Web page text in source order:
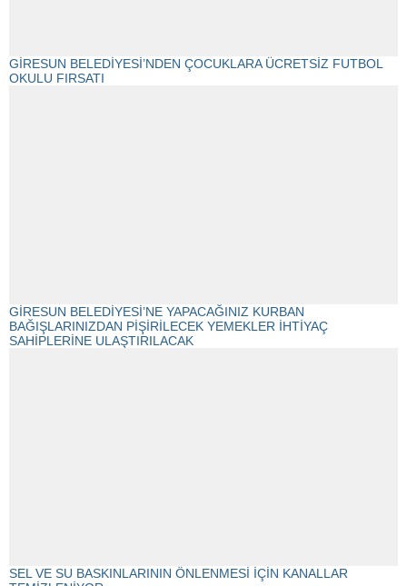
GİRESUN BELEDİYESİ’NDEN ÇOCUKLARA ÜCRETSİZ FUTBOL
OKULU FIRSATI
GİRESUN BELEDİYESİ’NE YAPACAĞINIZ KURBAN
BAĞIŞLARINIZDAN PİŞİRİLECEK YEMEKLER İHTİYAÇ
SAHİPLERİNE ULAŞTIRILACAK
SEL VE SU BASKINLARININ ÖNLENMESİ İÇİN KANALLAR